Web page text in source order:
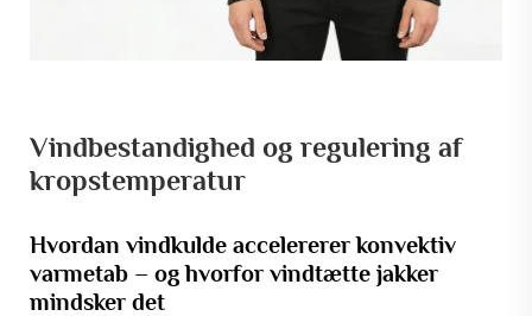
Vindbestandighed og regulering af
kropstemperatur
Hvordan vindkulde accelererer konvektiv
varmetab – og hvorfor vindtætte jakker
mindsker det